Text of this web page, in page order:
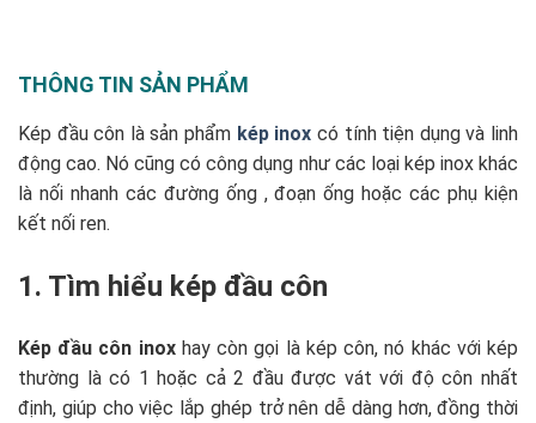
THÔNG TIN SẢN PHẨM
Kép đầu côn là sản phẩm kép inox có tính tiện dụng và linh
động cao. Nó cũng có công dụng như các loại kép inox khác
là nối nhanh các đường ống , đoạn ống hoặc các phụ kiện
kết nối ren.
1. Tìm hiểu kép đầu côn
Kép đầu côn inoxhay còn gọi là kép côn, nó khác với kép
thường là có 1 hoặc cả 2 đầu được vát với độ côn nhất
định, giúp cho việc lắp ghép trở nên dễ dàng hơn, đồng thời